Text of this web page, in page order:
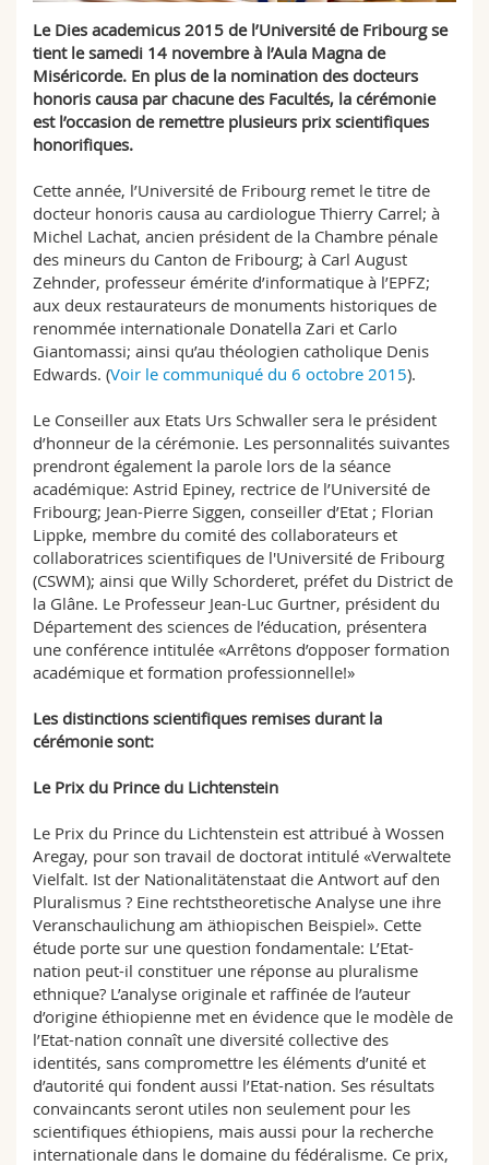
Interfacultaire
Doctorants
Programme des cours
MyUnifr
Le Dies academicus 2015 de l’Université de Fribourg se
tient le samedi 14 novembre à l’Aula Magna de
Miséricorde. En plus de la nomination des docteurs
honoris causa par chacune des Facultés, la cérémonie
est l’occasion de remettre plusieurs prix scientifiques
honorifiques.
Cette année, l’Université de Fribourg remet le titre de
docteur honoris causa au cardiologue Thierry Carrel; à
Michel Lachat, ancien président de la Chambre pénale
des mineurs du Canton de Fribourg; à Carl August
Zehnder, professeur émérite d’informatique à l’EPFZ;
aux deux restaurateurs de monuments historiques de
renommée internationale Donatella Zari et Carlo
Giantomassi; ainsi qu’au théologien catholique Denis
Edwards. (Voir le communiqué du 6 octobre 2015).
Le Conseiller aux Etats Urs Schwaller sera le président
d’honneur de la cérémonie. Les personnalités suivantes
prendront également la parole lors de la séance
académique: Astrid Epiney, rectrice de l’Université de
Fribourg; Jean-Pierre Siggen, conseiller d’Etat ; Florian
Lippke, membre du comité des collaborateurs et
collaboratrices scientifiques de l'Université de Fribourg
(CSWM); ainsi que Willy Schorderet, préfet du District de
la Glâne. Le Professeur Jean-Luc Gurtner, président du
Département des sciences de l’éducation, présentera
une conférence intitulée «Arrêtons d’opposer formation
académique et formation professionnelle!»
Les distinctions scientifiques remises durant la
cérémonie sont:
Le Prix du Prince du Lichtenstein
Le Prix du Prince du Lichtenstein est attribué à Wossen
Aregay, pour son travail de doctorat intitulé «Verwaltete
Vielfalt. Ist der Nationalitätenstaat die Antwort auf den
Pluralismus ? Eine rechtstheoretische Analyse une ihre
Veranschaulichung am äthiopischen Beispiel». Cette
étude porte sur une question fondamentale: L’Etat-
nation peut-il constituer une réponse au pluralisme
ethnique? L’analyse originale et raffinée de l’auteur
d’origine éthiopienne met en évidence que le modèle de
l’Etat-nation connaît une diversité collective des
identités, sans compromettre les éléments d’unité et
d’autorité qui fondent aussi l’Etat-nation. Ses résultats
convaincants seront utiles non seulement pour les
scientifiques éthiopiens, mais aussi pour la recherche
internationale dans le domaine du fédéralisme. Ce prix,